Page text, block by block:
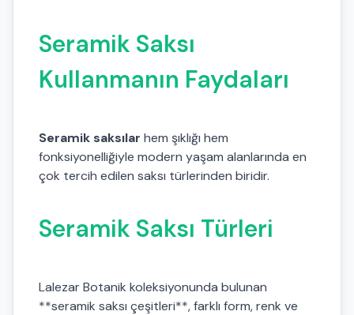
Seramik Saksı
Kullanmanın Faydaları
Seramik saksılar hem şıklığı hem
fonksiyonelliğiyle modern yaşam alanlarında en
çok tercih edilen saksı türlerinden biridir.
Seramik Saksı Türleri
Lalezar Botanik koleksiyonunda bulunan
**seramik saksı çeşitleri**, farklı form, renk ve